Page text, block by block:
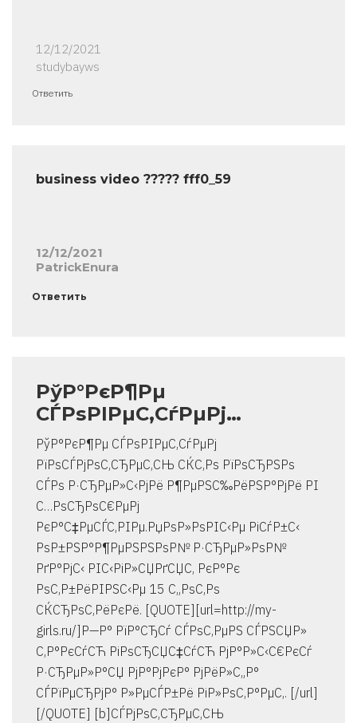
12/12/2021
studybayws
Ответить
business video ????? fff0_59
12/12/2021
PatrickEnura
Ответить
РўР°РєР¶Рµ
СЃРѕРІРµС‚СѓРµРј…
РўР°РєР¶Рµ СЃРѕРІРµС‚СѓРµРј
РїРѕСЃРјРѕС‚СЂРµС‚СЊ СЌС‚Рѕ РїРѕСЂРЅРѕ
СЃРѕ Р·СЂРµР»С‹РјРё Р¶РµРЅС‰РёРЅР°РјРё РІ
С…РѕСЂРѕС€РµРј
РєР°С‡РµСЃС‚РІРµ.РџРѕР»РѕРІС‹Рµ РіСѓР±С‹
РѕР±РЅР°Р¶РµРЅРЅРѕР№ Р·СЂРµР»РѕР№
РґР°РјС‹ РІС‹РіР»СЏРґСЏС‚ РєР°Рє
РѕС‚Р±РёРІРЅС‹Рµ 15 С„РѕС‚Рѕ
СЌСЂРѕС‚РёРєРё. [QUOTE][url=http://my-
girls.ru/]Р—Р° РїР°СЂСѓ СЃРѕС‚РµРЅ СЃРЅСЏР»
С‚Р°РєСѓСЋ РіРѕСЂСЏС‡СѓСЋ РјР°Р»С‹С€РєСѓ
Р·СЂРµР»Р°СЏ РјР°РјРєР° РјРёР»С„Р°
СЃРїРµСЂРјР° Р»РµСЃР±Рё РіР»РѕС‚Р°РµС‚. [/url]
[/QUOTE] [b]СЃРјРѕС‚СЂРµС‚СЊ